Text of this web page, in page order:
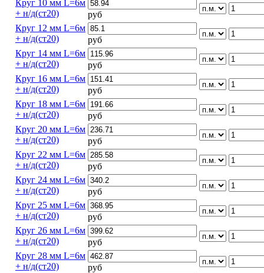
Круг 10 мм L=6м
+ н/д(ст20)
руб
Круг 12 мм L=6м
+ н/д(ст20)
руб
Круг 14 мм L=6м
+ н/д(ст20)
руб
Круг 16 мм L=6м
+ н/д(ст20)
руб
Круг 18 мм L=6м
+ н/д(ст20)
руб
Круг 20 мм L=6м
+ н/д(ст20)
руб
Круг 22 мм L=6м
+ н/д(ст20)
руб
Круг 24 мм L=6м
+ н/д(ст20)
руб
Круг 25 мм L=6м
+ н/д(ст20)
руб
Круг 26 мм L=6м
+ н/д(ст20)
руб
Круг 28 мм L=6м
+ н/д(ст20)
руб